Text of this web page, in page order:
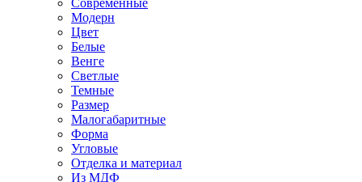
Современные
Модерн
Цвет
Белые
Венге
Светлые
Темные
Размер
Малогабаритные
Форма
Угловые
Отделка и материал
Из МДФ